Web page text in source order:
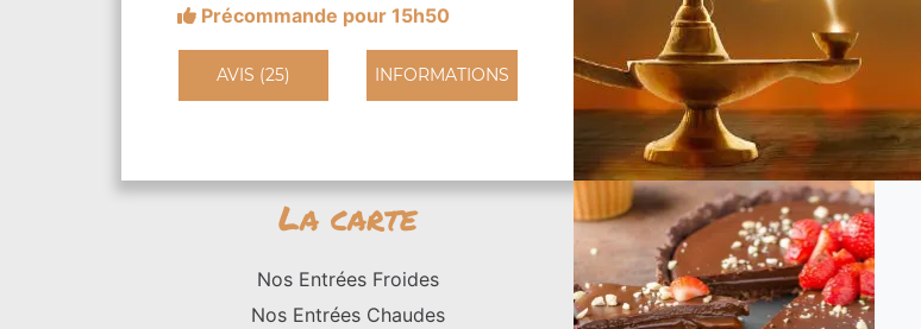
Précommande pour 15h50
AVIS (25) INFORMATIONS
La carte
Nos Entrées Froides
Nos Entrées Chaudes